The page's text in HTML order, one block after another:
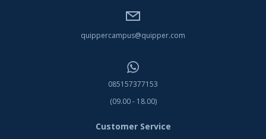
quippercampus@quipper.com
085157377153
(09.00 - 18.00)
Customer Service